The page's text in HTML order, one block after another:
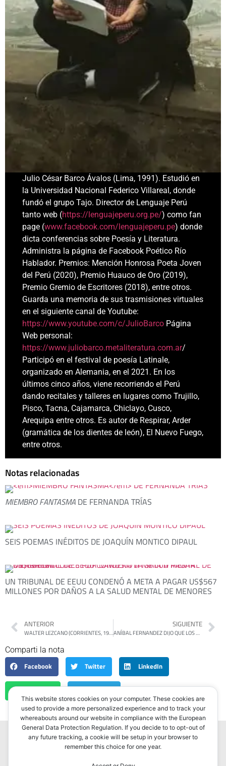
Julio César Barco Ávalos (Lima, 1991). Estudió en
la Universidad Nacional Federico Villareal, donde
fundó el grupo Tajo. Director de Lenguaje Perú
tanto web (https://lenguajeperu.org.pe/) como fan
page (www.facebook.com/lenguajeperu.pe) donde
dicta conferencias sobre Poesía y Literatura.
Administra la página de Facebook Poético Río
Hablador. Premios: Mención Honrosa Poeta Joven
del Perú (2020), Premio Huauco de Oro (2019),
Premio Gremio de Escritores (2018), entre otros.
Guarda una memoria de sus trasmisiones virtuales
en el siguiente canal de Youtube:
https://www.youtube.com/c/JulioBarco Página
Web personal:
https://www.juliobarco.metaliteratura.com.ar/
Participó en el festival de poesía Latinale,
organizado en Alemania, en el 2021. En los
últimos cinco años, viene recorriendo el Perú
dando recitales y talleres en lugares como Trujillo,
Pisco, Tacna, Cajamarca, Chiclayo, Cusco,
Arequipa entre otros. Es autor de Respirar, Arder
(gramática de los dientes de león), El Nuevo Fuego,
entre otros.
Notas relacionadas
MIEMBRO FANTASMA DE FERNANDA TRÍAS
SEIS POEMAS INÉDITOS DE JOAQUÍN MONTICO DIPAUL
UN TRIBUNAL DE EEUU CONDENÓ A META A PAGAR US$567
MILLONES POR DAÑOS A LA SALUD MENTAL DE MENORES
ANTERIOR
WALTER LEZCANO (CORRIENTES, 1979)
SIGUIENTE
ANÍBAL FERNANDEZ DIJO QUE LOS ROBOS NO SON ESPONTÁNEOS Y ANUNCIÓ UN COMANDO ESPECÍFICO PARA EL CONURBANO
Comparti la nota
Facebook
Twitter LinkedIn
This website stores cookies on your computer. These cookies are
used to provide a more personalized experience and to track your
whereabouts around our website in compliance with the European
General Data Protection Regulation. If you decide to to opt-out of
any future tracking, a cookie will be setup in your browser to
remember this choice for one year.